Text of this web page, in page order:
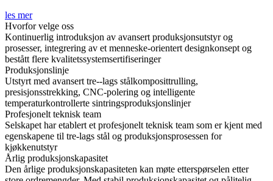
les mer
Hvorfor velge oss
Kontinuerlig introduksjon av avansert produksjonsutstyr og
prosesser, integrering av et menneske-orientert designkonsept og
bestått flere kvalitetssystemsertifiseringer
Produksjonslinje
Utstyrt med avansert tre--lags stålkomposittrulling,
presisjonsstrekking, CNC-polering og intelligente
temperaturkontrollerte sintringsproduksjonslinjer
Profesjonelt teknisk team
Selskapet har etablert et profesjonelt teknisk team som er kjent med
egenskapene til tre-lags stål og produksjonsprosessen for
kjøkkenutstyr
Årlig produksjonskapasitet
Den årlige produksjonskapasiteten kan møte etterspørselen etter